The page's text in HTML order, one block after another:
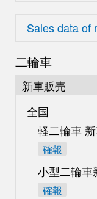
Sales data of
二輪車
新車販売
全国
軽二輪車
確報
小型二輪車
確報